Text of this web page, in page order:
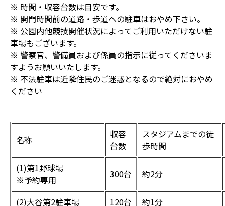
※ 時間・収容台数は目安です。
※ 開門時間前の道路・歩道への駐車はおやめ下さい。
※ 公園内他競技開催状況によってご利用いただけない駐
車場もございます。
※ 警察官、警備員および係員の指示に従ってくださいま
すようお願いいたします。
※ 不法駐車は近隣住民のご迷惑となるので絶対におやめ
ください
名称
収容
台数
スタジアムまでの徒
歩時間
(1)第1野球場
※予約専用
300台 約2分
(2)大谷第2駐車場 120台
約1分